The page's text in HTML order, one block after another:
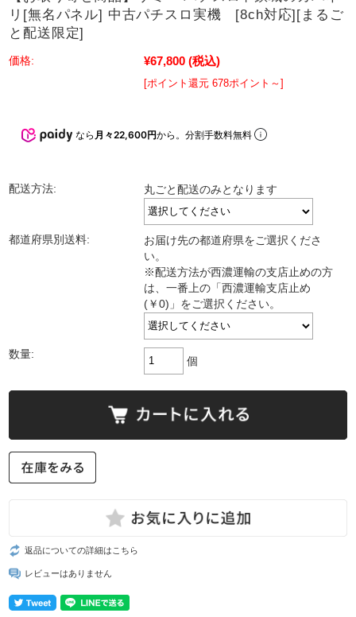
リ[無名パネル] 中古パチスロ実機 [8ch対応][まるご
と配送限定]
価格: ¥67,800 (税込)
[ポイント還元 678ポイント～]
なら 月々22,600円から。分割手数料無料
配送方法: 丸ごと配送のみとなります
都道府県別送料:
お届け先の都道府県をご選択くださ
い。
※配送方法が西濃運輸の支店止めの方
は、一番上の「西濃運輸支店止め
(￥0)」をご選択ください。
数量:
個
返品についての詳細はこちら
レビューはありません